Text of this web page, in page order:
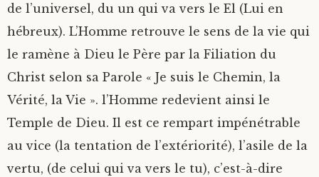
L’IMMACULEE CONCEPTION
LES ROIS MAGES
de l’universel, du un qui va vers le El (Lui en
hébreux). L’Homme retrouve le sens de la vie qui
le ramène à Dieu le Père par la Filiation du
Christ selon sa Parole « Je suis le Chemin, la
Vérité, la Vie ». l’Homme redevient ainsi le
Temple de Dieu. Il est ce rempart impénétrable
au vice (la tentation de l’extériorité), l’asile de la
vertu, (de celui qui va vers le tu), c’est-à-dire